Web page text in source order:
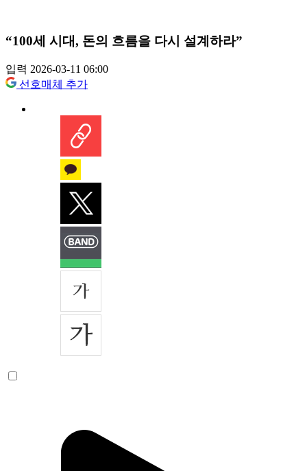
“100세 시대, 돈의 흐름을 다시 설계하라”
입력 2026-03-11 06:00
선호매체 추가